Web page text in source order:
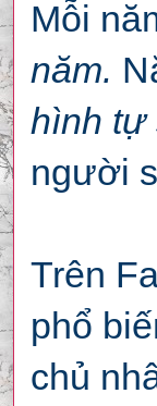
Mỗi
năm.
hình tự
người
Trên
phổ
chủ